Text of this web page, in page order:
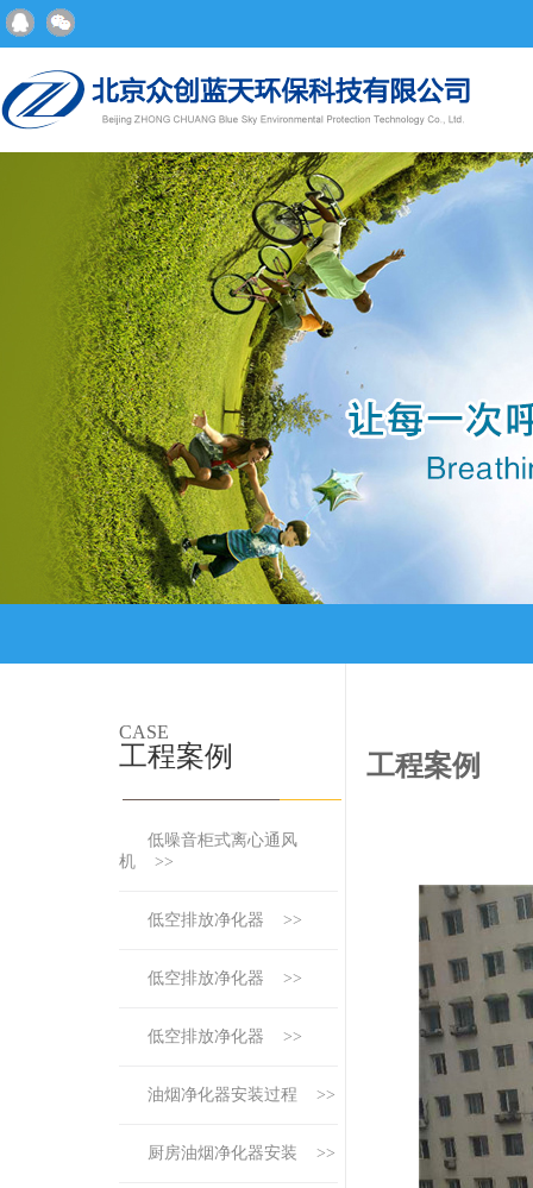
CASE
工程案例
低噪音柜式离心通风
机 >>
低空排放净化器 >>
低空排放净化器 >>
低空排放净化器 >>
油烟净化器安装过程 >>
厨房油烟净化器安装 >>
工程案例